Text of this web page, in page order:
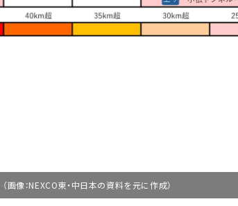
像：NEXCO東・中日本の資料を元に作成）